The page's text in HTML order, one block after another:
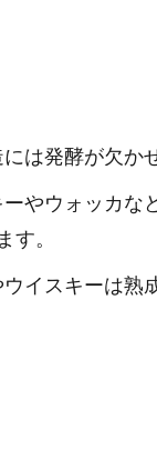
は発酵が欠か
ーやウォッカな
す。
ウイスキーは熟